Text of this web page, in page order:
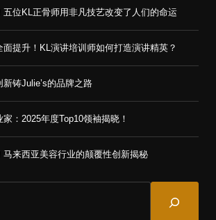
五位KL正骨师用非凡技艺改变了人们的命运
提升！KL演讲培训师如何打造演讲精英？
铸Julie’s的品牌之路
：2025年度Top10领袖揭晓！
马来西亚美容行业的颠覆性创新揭秘